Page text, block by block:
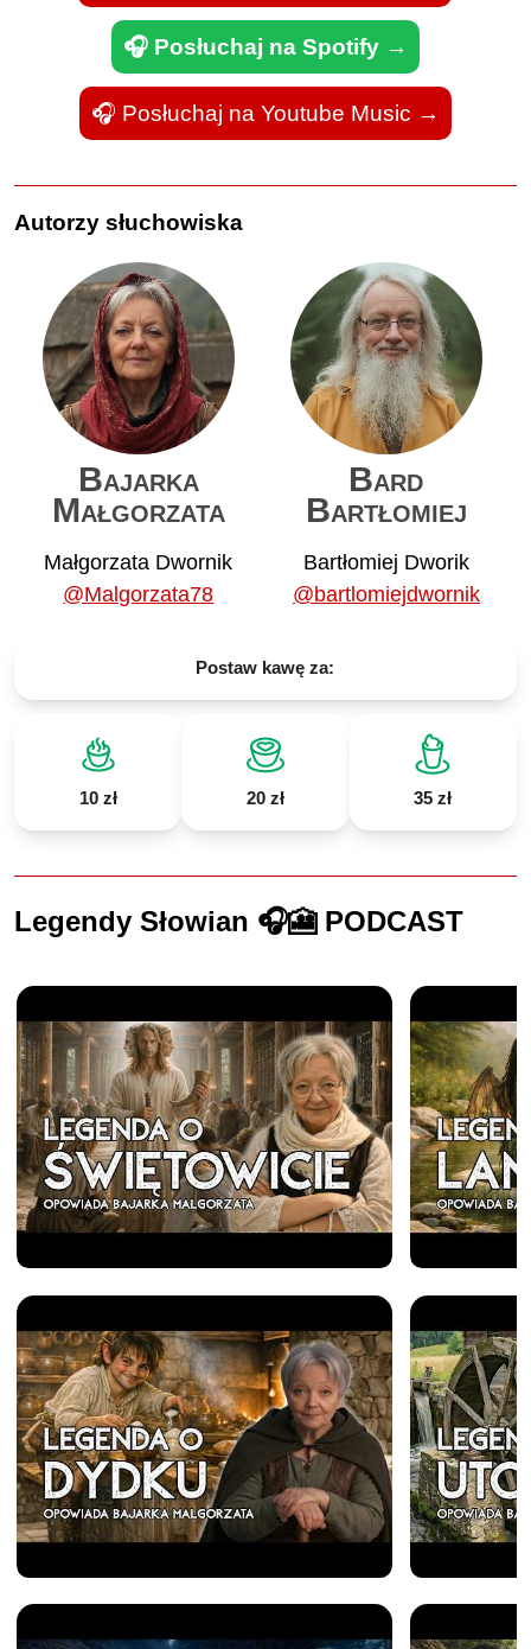
🎧 Posłuchaj na Spotify →
🎧 Posłuchaj na Youtube Music →
Autorzy słuchowiska
Bajarka
Małgorzata
Małgorzata Dwornik
@Malgorzata78
Bard
Bartłomiej
Bartłomiej Dworik
@bartlomiejdwornik
Postaw kawę za:
10 zł 20 zł 35 zł
Legendy Słowian 🎧🎦 PODCAST